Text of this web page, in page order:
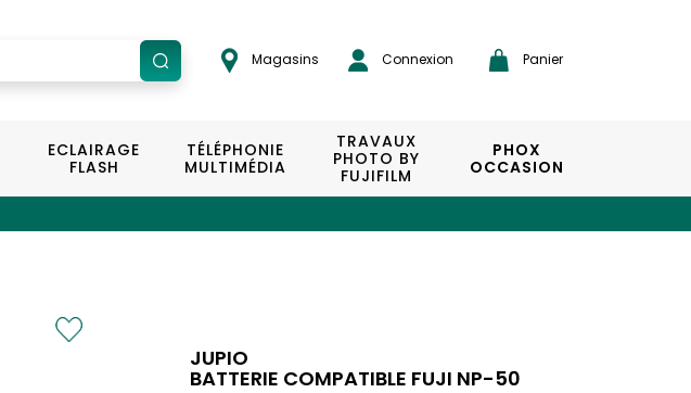
Magasins Connexion Panier
ECLAIRAGE
FLASH
TÉLÉPHONIE
MULTIMÉDIA
TRAVAUX
PHOTO BY
FUJIFILM
PHOX
OCCASION
JUPIO
BATTERIE COMPATIBLE FUJI NP-50